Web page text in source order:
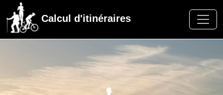
Calcul d'itinéraires